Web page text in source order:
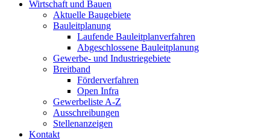
Wirtschaft und Bauen
Aktuelle Baugebiete
Bauleitplanung
Laufende Bauleitplanverfahren
Abgeschlossene Bauleitplanung
Gewerbe- und Industriegebiete
Breitband
Förderverfahren
Open Infra
Gewerbeliste A-Z
Ausschreibungen
Stellenanzeigen
Kontakt